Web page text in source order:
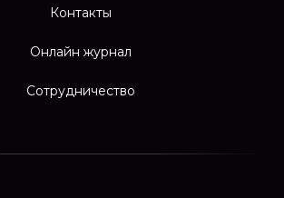
Контакты
Онлайн журнал
Сотрудничество